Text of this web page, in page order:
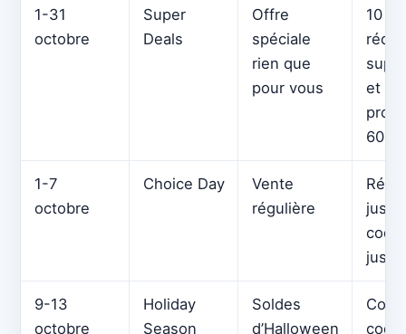
1-31
octobre
Super
Deals
Offre
spéciale
rien que
pour vous
10 %
et
60 $
1-7
octobre
Choice Day
Vente
régulière
9-13
octobre
Holiday
Season
Soldes
d’Halloween